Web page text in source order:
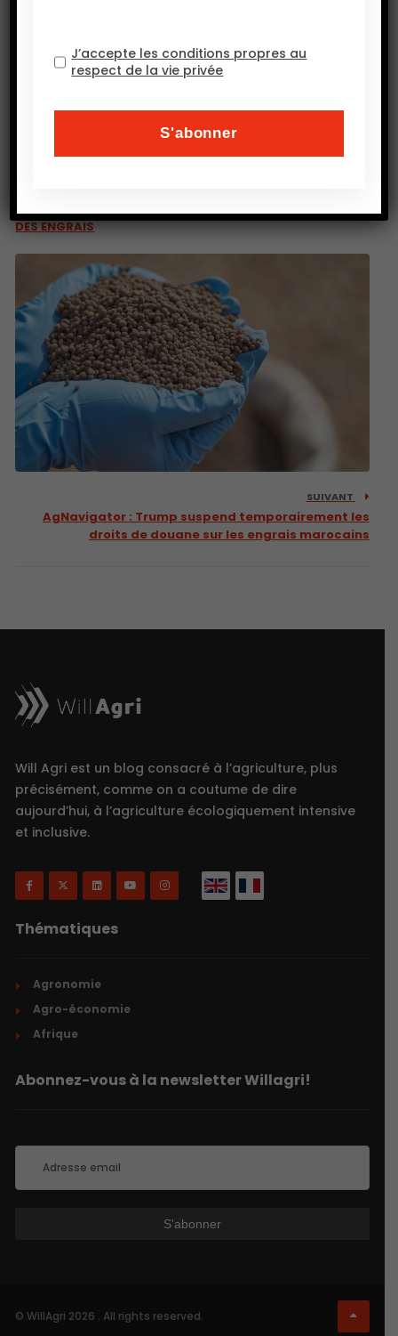
DES ENGRAIS
SUIVANT
AgNavigator : Trump suspend temporairement les
droits de douane sur les engrais marocains
Will Agri est un blog consacré à l’agriculture, plus
précisément, comme on a coutume de dire
aujourd’hui, à l’agriculture écologiquement intensive
et inclusive.
Thématiques
Agronomie
Agro-économie
Afrique
Abonnez-vous à la newsletter Willagri!
© WillAgri 2026 . All rights reserved.
J’accepte les conditions propres au
respect de la vie privée